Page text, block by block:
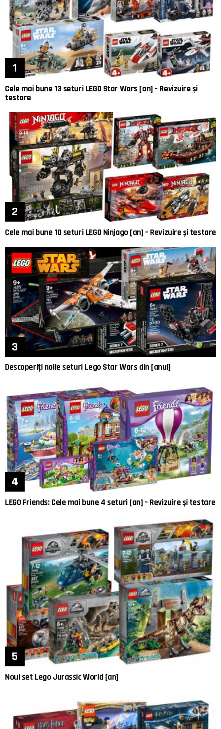
Cele mai bune 13 seturi LEGO Star Wars [an] – Revizuire și
testare
Cele mai bune 10 seturi LEGO Ninjago [an] – Revizuire și testare
Descoperiți noile seturi Lego Star Wars din [anul]
LEGO Friends: Cele mai bune 4 seturi [an] – Revizuire și testare
Noul set Lego Jurassic World [an]